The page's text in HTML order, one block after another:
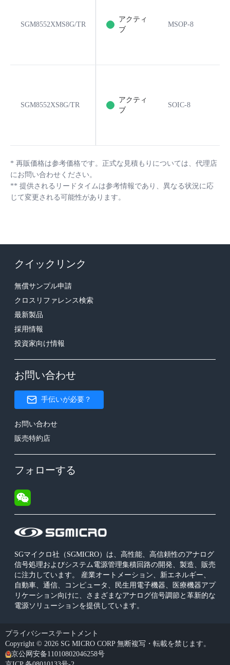
SGM8552XMS8G/TR
アクティ
ブ
MSOP-8
SGM8552XS8G/TR
アクティ
ブ
SOIC-8
* 再販価格は参考価格です。正式な見積もりについては、代理店
にお問い合わせください。
** 提供されるリードタイムは参考情報であり、異なる状況に応
じて変更される可能性があります。
SGマイクロ社（SGMICRO）は、高性能、高信頼性のアナログ
信号処理およびシステム電源管理集積回路の開発、製造、販売
に注力しています。 産業オートメーション、新エネルギー、
自動車、通信、コンピュータ、民生用電子機器、医療機器アプ
リケーション向けに、さまざまなアナログ信号調節と革新的な
電源ソリューションを提供しています。
クイックリンク
無償サンプル申請
クロスリファレンス検索
最新製品
採用情報
投資家向け情報
お問い合わせ
手伝いが必要？
お問い合わせ
販売特約店
フォローする
プライバシーステートメント
Copyright © 2026 SG MICRO CORP 無断複写・転載を禁じます。
京公网安备11010802046258号